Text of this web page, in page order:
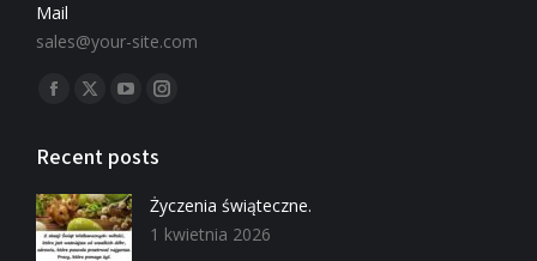
Mail
sales@your-site.com
Znajdź nas na:
Recent posts
Życzenia świąteczne.
1 kwietnia 2026